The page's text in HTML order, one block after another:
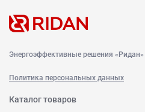
Энергоэффективные решения
Политика персональных данных
Каталог товаров